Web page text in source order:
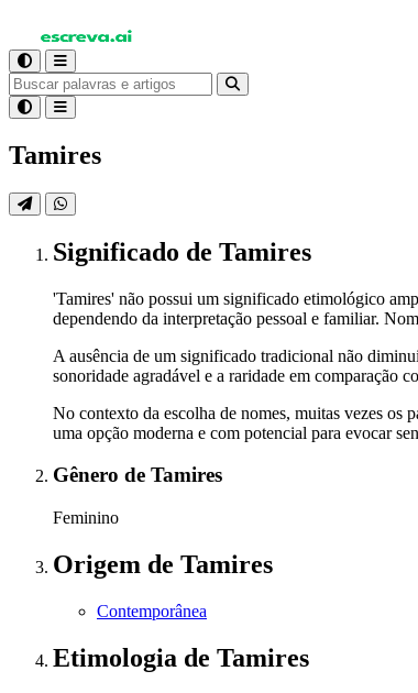
Tamires
Significado de Tamires
'Tamires' não possui um significado etimológico
dependendo da interpretação pessoal e familiar.
A ausência de um significado tradicional não
sonoridade agradável e a raridade em comparação
No contexto da escolha de nomes, muitas vezes os
uma opção moderna e com potencial para evocar
Gênero de Tamires
Feminino
Origem de Tamires
Contemporânea
Etimologia de Tamires